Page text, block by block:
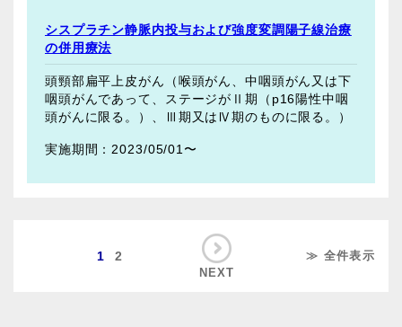
シスプラチン静脈内投与および強度変調陽子線治療
の併用療法
頭頸部扁平上皮がん（喉頭がん、中咽頭がん又は下
咽頭がんであって、ステージがⅡ期（p16陽性中咽
頭がんに限る。）、Ⅲ期又はⅣ期のものに限る。）
2023/05/01〜
1 2
NEXT
≫ 全件表示